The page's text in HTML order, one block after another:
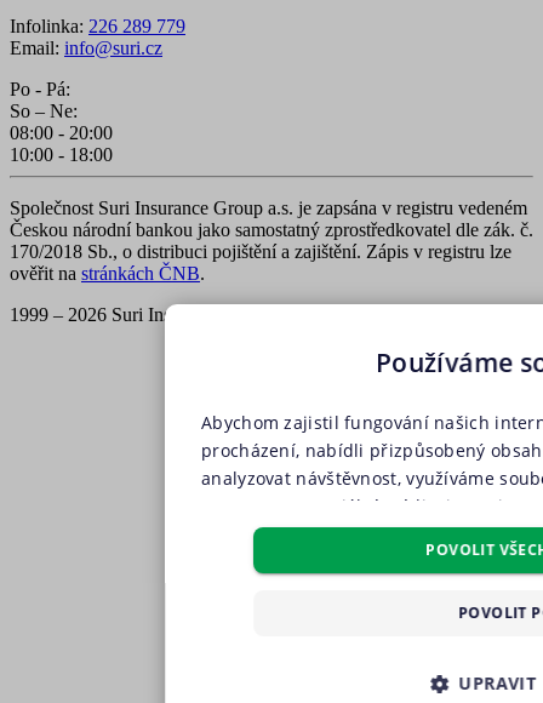
Infolinka: 226 289 779
Email: info@suri.cz
Po - Pá:
So – Ne:
08:00 - 20:00
10:00 - 18:00
Společnost Suri Insurance Group a.s. je zapsána v registru vedeném
Českou národní bankou jako samostatný zprostředkovatel dle zák. č.
170/2018 Sb., o distribuci pojištění a zajištění. Zápis v registru lze
ověřit na stránkách ČNB.
1999 – 2026 Suri Insurance Group a.s., všechna práva vyhrazena
Používáme
Abychom zajistil fungování našich
procházení, nabídli přizpůsobený
analyzovat návštěvnost, využíváme
partnery pro sociální média, inzerci a
soubory, soubory cílení, funkční
pouze s Vaším předchozím
všech těchto typů cookies můžete
žádného z volitelných typů cookies,
POVOLIT
POVOLIT
UPRAVIT